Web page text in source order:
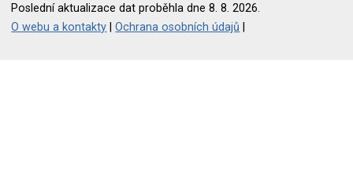
Poslední aktualizace dat proběhla dne 8. 8. 2026.
O webu a kontakty |Ochrana osobních údajů